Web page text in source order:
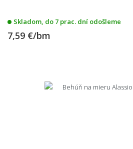
Skladom, do 7 prac. dní odošleme
7,59 €/bm